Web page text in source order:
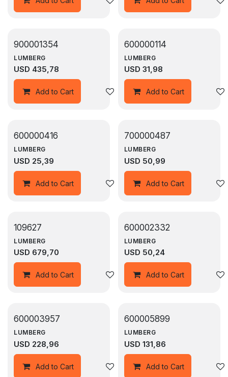
900001354
LUMBERG
USD 435,78
Add to Cart Agregar a la lista de deseos
600000114
LUMBERG
USD 31,98
Add to Cart
600000416
LUMBERG
USD 25,39
Add to Cart Agregar a la lista de deseos
700000487
LUMBERG
USD 50,99
Add to Cart
109627
LUMBERG
USD 679,70
Add to Cart Agregar a la lista de deseos
600002332
LUMBERG
USD 50,24
Add to Cart
600003957
LUMBERG
USD 228,96
Add to Cart Agregar a la lista de deseos
600005899
LUMBERG
USD 131,86
Add to Cart